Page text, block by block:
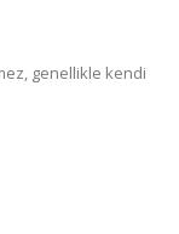
genellikle kendi